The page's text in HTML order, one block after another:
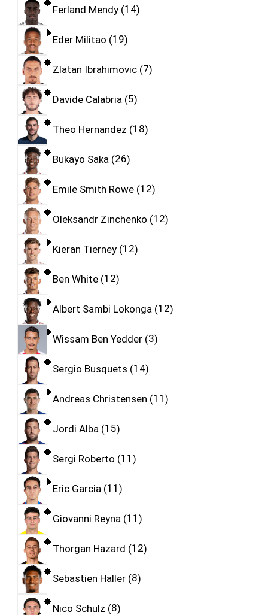
Ferland Mendy 14
Eder Militao 19
Zlatan Ibrahimovic 7
Davide Calabria 5
Theo Hernandez 18
Bukayo Saka 26
Emile Smith Rowe 12
Oleksandr Zinchenko 12
Kieran Tierney 12
Ben White 12
Albert Sambi Lokonga 12
Wissam Ben Yedder 3
Sergio Busquets 14
Andreas Christensen 11
Jordi Alba 15
Sergi Roberto 11
Eric Garcia 11
Giovanni Reyna 11
Thorgan Hazard 12
Sebastien Haller 8
Nico Schulz 8